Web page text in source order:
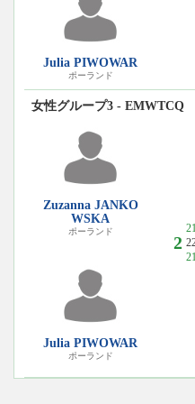
Julia PIWOWAR
ポーランド
女性グループ3 - EMWTCQ
Zuzanna JANKO
WSKA
ポーランド
Julia PIWOWAR
ポーランド
2
21
21